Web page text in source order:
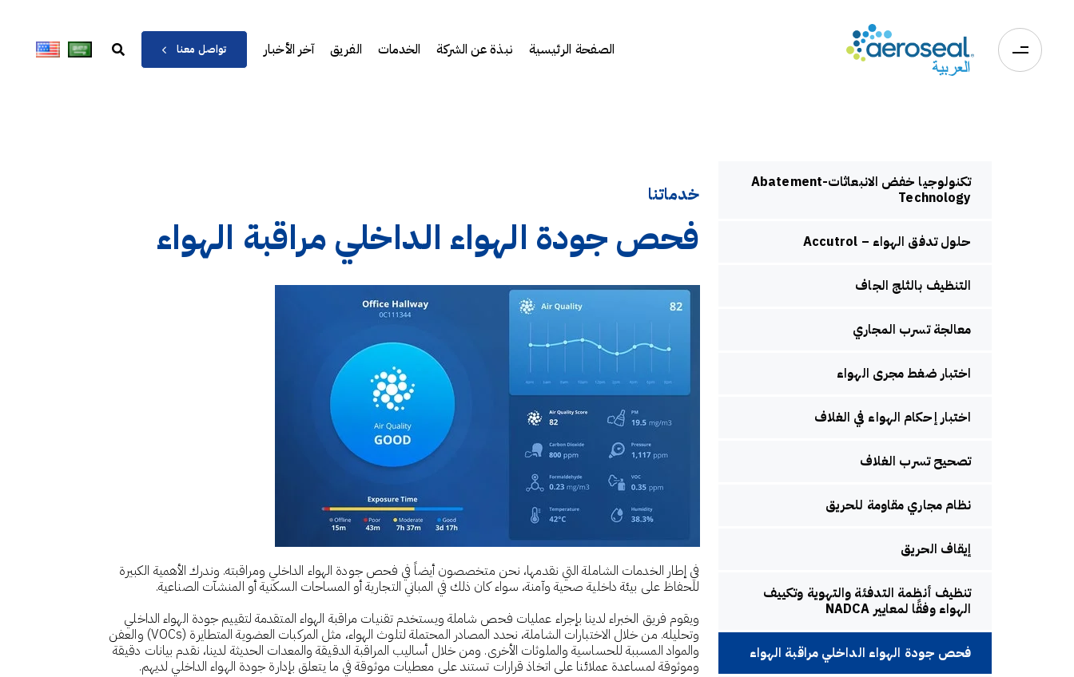
الصفحة الرئيسية نبذة عن الشركة الخدمات الفريق آخر الأخبار تواصل معنا
تكنولوجيا خفض الانبعاثات-Abatement
Technology
حلول تدفق الهواء – Accutrol
التنظيف بالثلج الجاف
معالجة تسرب المجاري
اختبار ضغط مجرى الهواء
اختبار إحكام الهواء في الغلاف
تصحيح تسرب الغلاف
نظام مجاري مقاومة للحريق
إيقاف الحريق
تنظيف أنظمة التدفئة والتهوية وتكييف
الهواء وفقًا لمعايير NADCA
فحص جودة الهواء الداخلي مراقبة الهواء
خدماتنا
فحص جودة الهواء الداخلي مراقبة الهواء
في إطار الخدمات الشاملة التي نقدمها، نحن متخصصون أيضاً في فحص جودة الهواء الداخلي ومراقبته. وندرك الأهمية الكبيرة
للحفاظ على بيئة داخلية صحية وآمنة، سواء كان ذلك في المباني التجارية أو المساحات السكنية أو المنشآت الصناعية.
ويقوم فريق الخبراء لدينا بإجراء عمليات فحص شاملة ويستخدم تقنيات مراقبة الهواء المتقدمة لتقييم جودة الهواء الداخلي
وتحليله. من خلال الاختبارات الشاملة، نحدد المصادر المحتملة لتلوث الهواء، مثل المركبات العضوية المتطايرة (VOCs) والعفن
والمواد المسببة للحساسية والملوثات الأخرى. ومن خلال أساليب المراقبة الدقيقة والمعدات الحديثة لدينا، نقدم بيانات دقيقة
وموثوقة لمساعدة عملائنا على اتخاذ قرارات تستند على معطيات موثوقة في ما يتعلق بإدارة جودة الهواء الداخلي لديهم.